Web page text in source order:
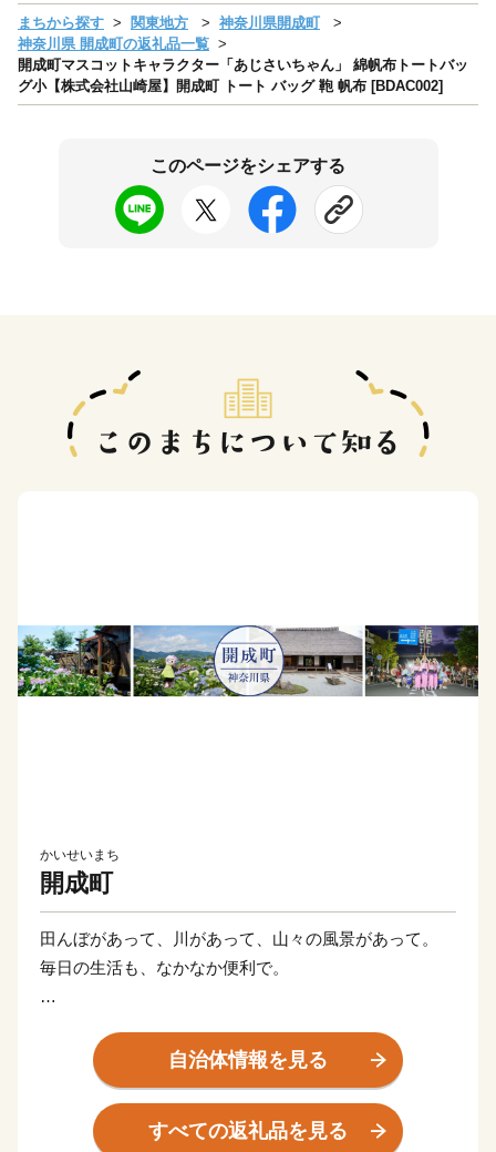
まちから探す 関東地方
神奈川県開成町
神奈川県 開成町の返礼品一覧
開成町マスコットキャラクター「あじさいちゃん」 綿帆布トートバッ
グ小【株式会社山崎屋】開成町 トート バッグ 鞄 帆布 [BDAC002]
このページをシェアする
かいせいまち
開成町
田んぼがあって、川があって、山々の風景があって。
毎日の生活も、なかなか便利で。
あいさつが絶えなくて、町がひとつの家族みたいで。
なにもないんじゃなくて、余計なものがなにもない。
だから、人と人が近くなる。きもちが広くなる。
自治体情報を見る
すべての返礼品を見る